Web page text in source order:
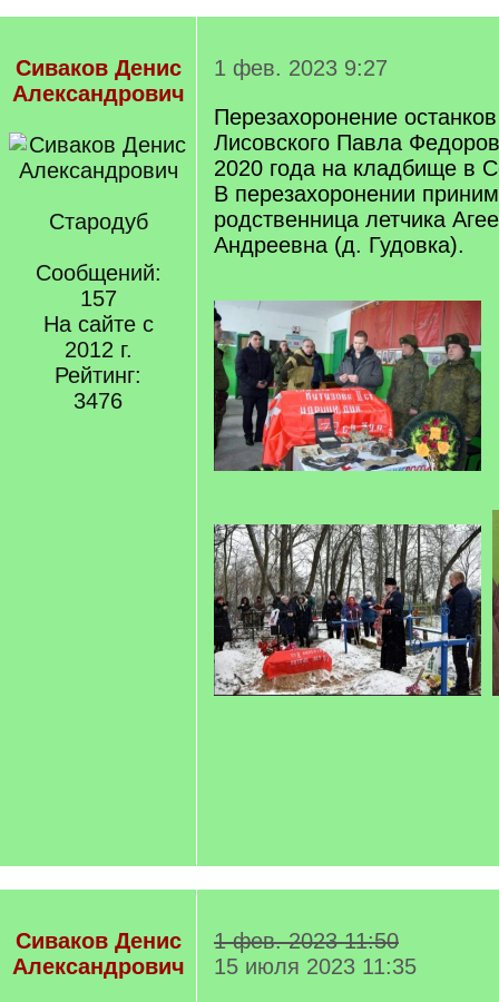
Сиваков Денис
Александрович
Стародуб
Сообщений:
157
На сайте с
2012 г.
Рейтинг:
3476
1 фев. 2023 9:27
Перезахоронение
Лисовского Павла
2020 года на кладбище в
В перезахоронении
родственница летчика
Андреевна (д. Гудовка).
Сиваков Денис
Александрович
1 фев. 2023 11:50
15 июля 2023 11:35